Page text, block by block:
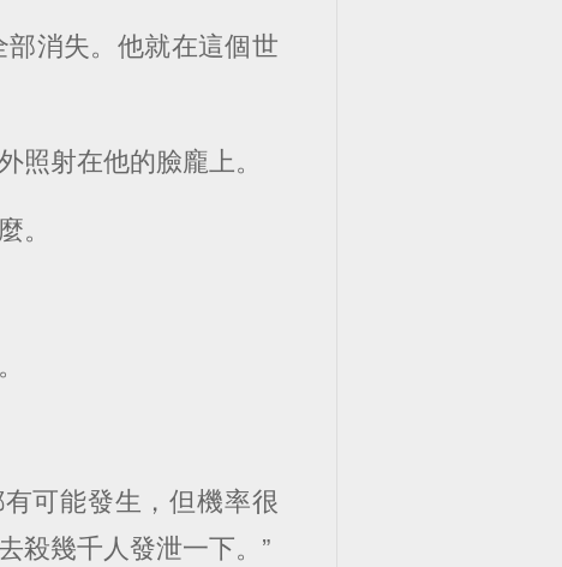
消失。他就在這個世
射在他的臉龐上。
可能發生，但機率很
殺幾千人發泄一下。”